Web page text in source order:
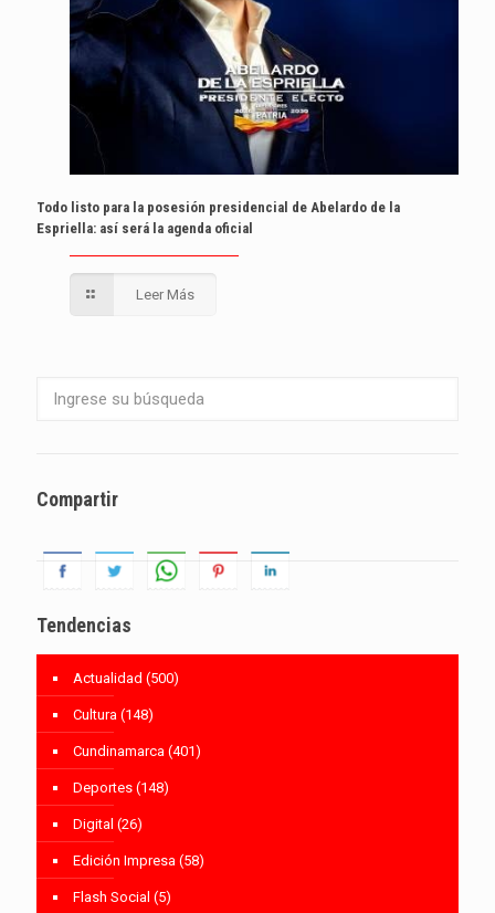
Todo listo para la posesión presidencial de Abelardo de la
Espriella: así será la agenda oficial
Leer Más
Compartir
Tendencias
Actualidad (500)
Cultura (148)
Cundinamarca (401)
Deportes (148)
Digital (26)
Edición Impresa (58)
Flash Social (5)